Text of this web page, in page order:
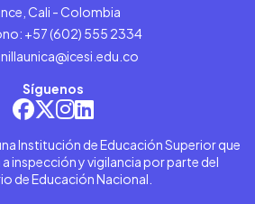
Cali - Colombia
+57 (602) 555 2334
Síguenos
Institución de Educación Superior que
inspección y vigilancia por parte del
de Educación Nacional.